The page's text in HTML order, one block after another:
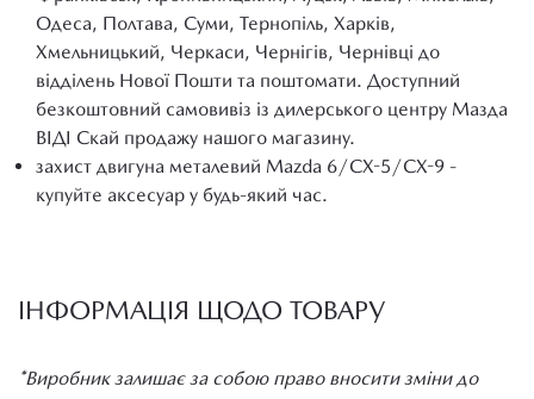
Одеса, Полтава, Суми, Тернопіль, Харків,
Хмельницький, Черкаси, Чернігів, Чернівці до
відділень Нової Пошти та поштомати. Доступний
безкоштовний самовивіз із дилерського центру Мазда
ВІДІ Скай продажу нашого магазину.
захист двигуна металевий Mazda 6/CX-5/CX-9 -
купуйте аксесуар у будь-який час.
ІНФОРМАЦІЯ ЩОДО ТОВАРУ
*Виробник залишає за собою право вносити зміни до